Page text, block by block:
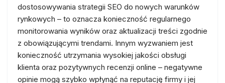
dostosowywania strategii SEO do nowych warunków
rynkowych – to oznacza konieczność regularnego
monitorowania wyników oraz aktualizacji treści zgodnie
z obowiązującymi trendami. Innym wyzwaniem jest
konieczność utrzymania wysokiej jakości obsługi
klienta oraz pozytywnych recenzji online – negatywne
opinie mogą szybko wpłynąć na reputację firmy i jej